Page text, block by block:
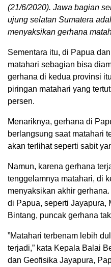
(21/6/2020). Jawa bagian
ujung selatan Sumatera
menyaksikan gerhana
Sementara itu, di Papua
matahari sebagian bisa
gerhana di kedua provinsi
piringan matahari yang
persen.
Menariknya, gerhana di
berlangsung saat matahari
akan terlihat seperti sabit
Namun, karena gerhana
tenggelamnya matahari, di
menyaksikan akhir
di Papua, seperti Jayapura,
Bintang, puncak gerhana
”Matahari terbenam lebih
terjadi,” kata Kepala Balai
dan Geofisika Jayapura,